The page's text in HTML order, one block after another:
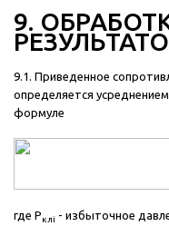
9.
9.1. Приведенное
определяется
формуле
где Рклi - избыточное